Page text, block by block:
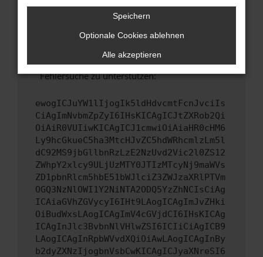
Wende dich an den Webseitenbetreiber.
Wenn du alle oben genannten Schritte versucht
hast, kontaktiere uns bitte. Wir werden
versuchen, das Problem zu beheben. Du kannst
uns diesen Text schicken, um uns bei der
Fehlersuche zu unterstützen:
ewogICJuYW1lIjogIk5ldHdvcmtFcnJvciIs
CiAgImNvbmZpZyI6IHsKICAgICJtZXRob2Qi
OiAiR0VUIiwKICAgICJ1cmwiOiAiaHR0cHM6
Ly9hcGkueC5ha3MtcHJvZC5hdWRhcmlzLm5l
dC92MS9jbGllbnRzLzE2NzUvd2Vic2l0ZS12
ZWhpY2xlcy9ULjUzMTY0JTIzMTcyNj9maWVs
ZD1pbnRlcm5hbE51bWJlciZ3ZWJzaXRlPTVm
OGQ3NzNlOWI1Y2NiNTA2ODQ5YzZhNCIsCiAg
ICAiaGVhZGVycyI6IHt9LAogICAgImJvZHki
OiBudWxsLAogICAgImV4cGVjdCI6IHsKICAg
ICAgInJlc3BvbnNlVHlwZSI6ICIiCiAgICB9
LAogICAgInRpbWVvdXQiOiAwLAogICAgInBy
b2dyZXNzIjogbnVsbCwKICAgICJyaXNreSI6
Speichern
Optionale Cookies ablehnen
Alle akzeptieren